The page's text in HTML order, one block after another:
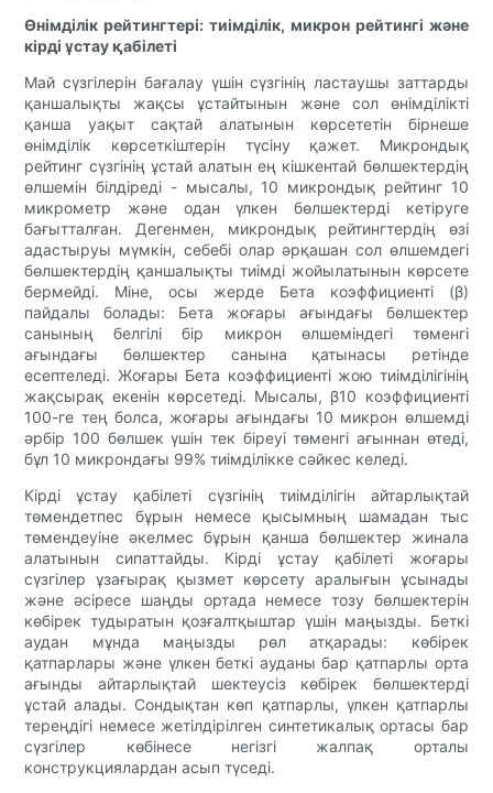
Өнімділік рейтингтері: тиімділік, микрон рейтингі және
кірді ұстау қабілеті
Май сүзгілерін бағалау үшін сүзгінің ластаушы заттарды
қаншалықты жақсы ұстайтынын және сол өнімділікті
қанша уақыт сақтай алатынын көрсететін бірнеше
өнімділік көрсеткіштерін түсіну қажет. Микрондық
рейтинг сүзгінің ұстай алатын ең кішкентай бөлшектердің
өлшемін білдіреді - мысалы, 10 микрондық рейтинг 10
микрометр және одан үлкен бөлшектерді кетіруге
бағытталған. Дегенмен, микрондық рейтингтердің өзі
адастыруы мүмкін, себебі олар әрқашан сол өлшемдегі
бөлшектердің қаншалықты тиімді жойылатынын көрсете
бермейді. Міне, осы жерде Бета коэффициенті (β)
пайдалы болады: Бета жоғары ағындағы бөлшектер
санының белгілі бір микрон өлшеміндегі төменгі
ағындағы бөлшектер санына қатынасы ретінде
есептеледі. Жоғары Бета коэффициенті жою тиімділігінің
жақсырақ екенін көрсетеді. Мысалы, β10 коэффициенті
100-ге тең болса, жоғары ағындағы 10 микрон өлшемді
әрбір 100 бөлшек үшін тек біреуі төменгі ағыннан өтеді,
бұл 10 микрондағы 99% тиімділікке сәйкес келеді.
Кірді ұстау қабілеті сүзгінің тиімділігін айтарлықтай
төмендетпес бұрын немесе қысымның шамадан тыс
төмендеуіне әкелмес бұрын қанша бөлшектер жинала
алатынын сипаттайды. Кірді ұстау қабілеті жоғары
сүзгілер ұзағырақ қызмет көрсету аралығын ұсынады
және әсіресе шаңды ортада немесе тозу бөлшектерін
көбірек тудыратын қозғалтқыштар үшін маңызды. Беткі
аудан мұнда маңызды рөл атқарады: көбірек
қатпарлары және үлкен беткі ауданы бар қатпарлы орта
ағынды айтарлықтай шектеусіз көбірек бөлшектерді
ұстай алады. Сондықтан көп қатпарлы, үлкен қатпарлы
тереңдігі немесе жетілдірілген синтетикалық ортасы бар
сүзгілер көбінесе негізгі жалпақ орталы
конструкциялардан асып түседі.